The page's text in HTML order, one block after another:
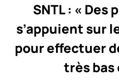
SNTL : « Des
s’appuient sur
pour effectuer
très bas